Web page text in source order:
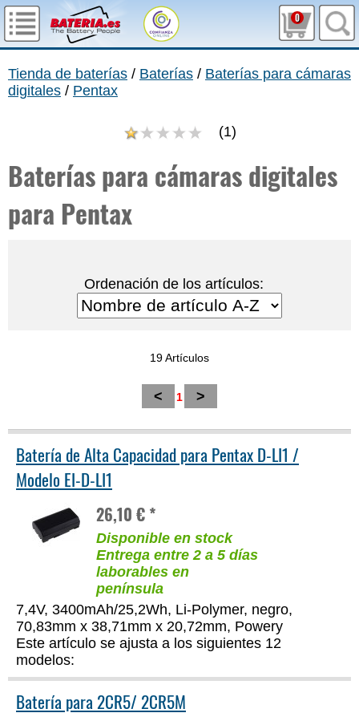
0
Tienda de baterías / Baterías / Baterías para cámaras
digitales / Pentax
(1)
Baterías para cámaras digitales
para Pentax
Ordenación de los artículos:
19 Artículos
< 1 >
Batería de Alta Capacidad para Pentax D-LI1 /
Modelo EI-D-LI1
26,10 € *
Disponible en stock
Entrega entre 2 a 5 días
laborables en
península
7,4V, 3400mAh/25,2Wh, Li-Polymer, negro,
70,83mm x 38,71mm x 20,72mm, Powery
Este artículo se ajusta a los siguientes 12
modelos:
Batería para 2CR5/ 2CR5M